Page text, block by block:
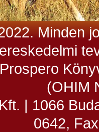
Minden
(OHIM
| 1066
0642,